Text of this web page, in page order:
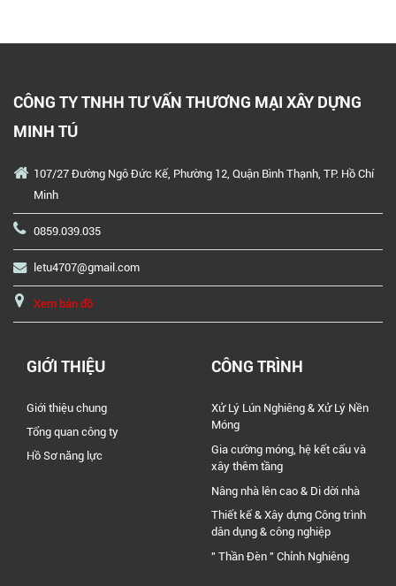
CÔNG TY TNHH TƯ VẤN THƯƠNG MẠI XÂY DỰNG
MINH TÚ
107/27 Đường Ngô Đức Kế, Phường 12, Quận Bình Thạnh, TP. Hồ Chí
Minh
0859.039.035
letu4707@gmail.com
Xem bản đồ
GIỚI THIỆU
Giới thiệu chung
Tổng quan công ty
Hồ Sơ năng lực
CÔNG TRÌNH
Xử Lý Lún Nghiêng & Xử Lý Nền
Móng
Gia cường móng, hệ kết cấu và
xây thêm tầng
Nâng nhà lên cao & Di dời nhà
Thiết kế & Xây dựng Công trình
dân dụng & công nghiệp
" Thần Đèn " Chỉnh Nghiêng